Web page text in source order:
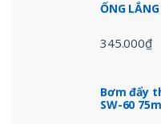
ỐNG
345.000₫
Bơm đẩy
SW-60